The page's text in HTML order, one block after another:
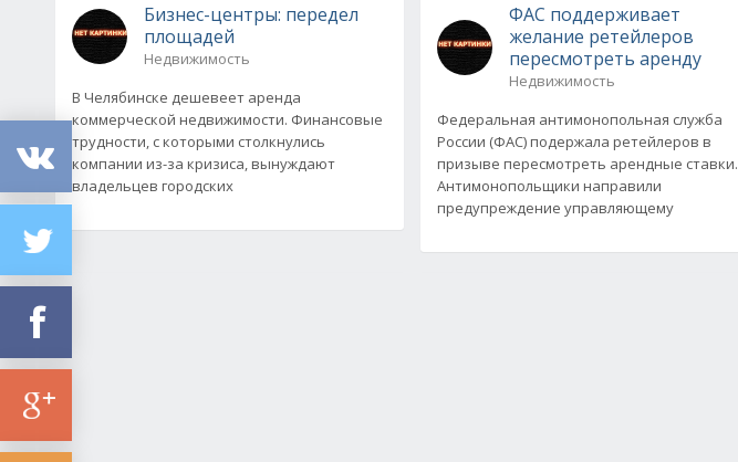
Бизнес-центры: передел
площадей
Недвижимость
В Челябинске дешевеет аренда
коммерческой недвижимости. Финансовые
трудности, с которыми столкнулись
компании из-за кризиса, вынуждают
владельцев городских
ФАС поддерживает
желание ретейлеров
пересмотреть аренду
Недвижимость
Федеральная антимонопольная служба
России (ФАС) подержала ретейлеров в
призыве пересмотреть арендные ставки.
Антимонопольщики направили
предупреждение управляющему